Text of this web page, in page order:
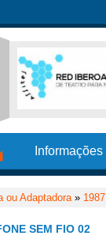
ou Adaptadora»
SEM FIO 02